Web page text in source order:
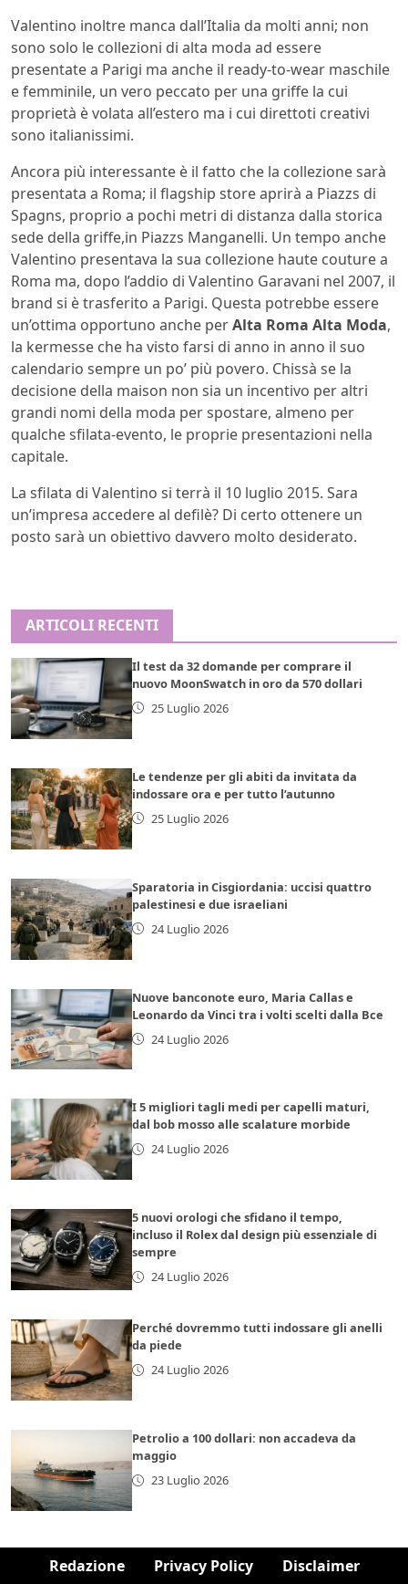
Valentino inoltre manca dall’Italia da molti anni; non
sono solo le collezioni di alta moda ad essere
presentate a Parigi ma anche il ready-to-wear maschile
e femminile, un vero peccato per una griffe la cui
proprietà è volata all’estero ma i cui direttoti creativi
sono italianissimi.
Ancora più interessante è il fatto che la collezione sarà
presentata a Roma; il flagship store aprirà a Piazzs di
Spagns, proprio a pochi metri di distanza dalla storica
sede della griffe,in Piazzs Manganelli. Un tempo anche
Valentino presentava la sua collezione haute couture a
Roma ma, dopo l’addio di Valentino Garavani nel 2007, il
brand si è trasferito a Parigi. Questa potrebbe essere
un’ottima opportuno anche perAlta Roma Alta Moda,
la kermesse che ha visto farsi di anno in anno il suo
calendario sempre un po’ più povero. Chissà se la
decisione della maison non sia un incentivo per altri
grandi nomi della moda per spostare, almeno per
qualche sfilata-evento, le proprie presentazioni nella
capitale.
La sfilata di Valentino si terrà il 10 luglio 2015. Sara
un’impresa accedere al defilè? Di certo ottenere un
posto sarà un obiettivo davvero molto desiderato.
ARTICOLI RECENTI
Il test da 32 domande per comprare il
nuovo MoonSwatch in oro da 570 dollari
25 Luglio 2026
Le tendenze per gli abiti da invitata da
indossare ora e per tutto l’autunno
25 Luglio 2026
Sparatoria in Cisgiordania: uccisi quattro
palestinesi e due israeliani
24 Luglio 2026
Nuove banconote euro, Maria Callas e
Leonardo da Vinci tra i volti scelti dalla Bce
24 Luglio 2026
I 5 migliori tagli medi per capelli maturi,
dal bob mosso alle scalature morbide
24 Luglio 2026
5 nuovi orologi che sfidano il tempo,
incluso il Rolex dal design più essenziale di
sempre
24 Luglio 2026
Perché dovremmo tutti indossare gli anelli
da piede
24 Luglio 2026
Petrolio a 100 dollari: non accadeva da
maggio
23 Luglio 2026
Redazione Privacy Policy Disclaimer